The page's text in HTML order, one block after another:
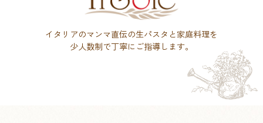
イタリアのマンマ直伝の生パスタと家庭料理を
少人数制で丁寧にご指導します。